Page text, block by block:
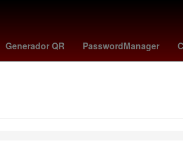
Generador QR PasswordManager
fc barcelona China Dólar estadounidense